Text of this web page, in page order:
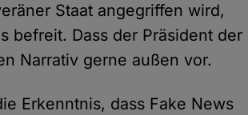
Staat angegriffen wird,
befreit. Dass der Präsident der
Narrativ gerne außen vor.
Erkenntnis, dass Fake News